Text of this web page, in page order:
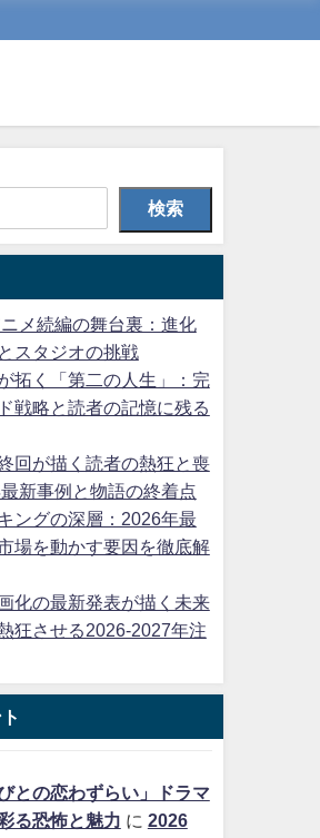
検索
メ続編の舞台裏：進化
スタジオの挑戦
拓く「第二の人生」：完
戦略と読者の記憶に残る
回が描く読者の熱狂と喪
新事例と物語の終着点
ングの深層：2026年最
場を動かす要因を徹底解
化の最新発表が描く未来
狂させる2026-2027年注
との恋わずらい」ドラマ
る恐怖と魅力 に 2026